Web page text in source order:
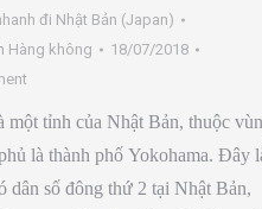
đi Nhật Bản (Japan)
Hàng không
18/07/2018
một tỉnh của Nhật Bản, thuộc
là thành phố Yokohama. Đây
dân số đông thứ 2 tại Nhật Bản,